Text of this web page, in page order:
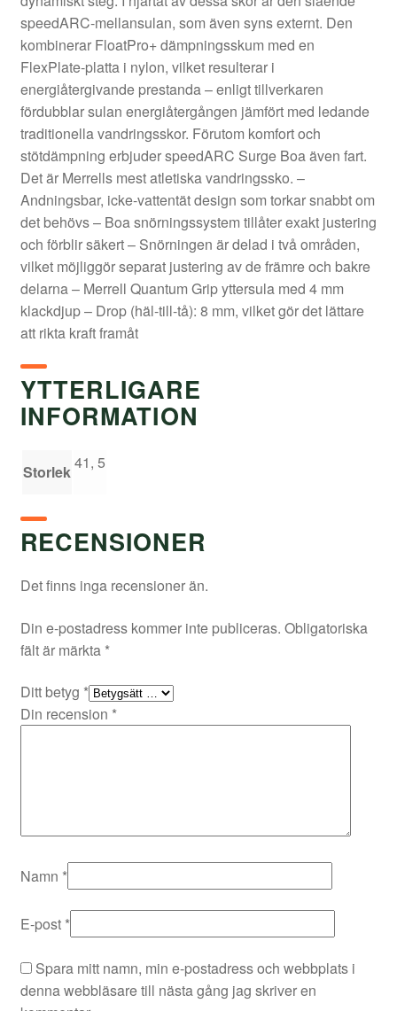
speedARC-mellansulan, som även syns externt. Den
kombinerar FloatPro+ dämpningsskum med en
FlexPlate-platta i nylon, vilket resulterar i
energiåtergivande prestanda – enligt tillverkaren
fördubblar sulan energiåtergången jämfört med ledande
traditionella vandringsskor. Förutom komfort och
stötdämpning erbjuder speedARC Surge Boa även fart.
Det är Merrells mest atletiska vandringssko. –
Andningsbar, icke-vattentät design som torkar snabbt om
det behövs – Boa snörningssystem tillåter exakt justering
och förblir säkert – Snörningen är delad i två områden,
vilket möjliggör separat justering av de främre och bakre
delarna – Merrell Quantum Grip yttersula med 4 mm
klackdjup – Drop (häl-till-tå): 8 mm, vilket gör det lättare
att rikta kraft framåt
YTTERLIGARE
INFORMATION
Storlek41, 5
RECENSIONER
Det finns inga recensioner än.
Din e-postadress kommer inte publiceras. Obligatoriska
fält är märkta *
Ditt betyg *
Din recension *
Namn *
E-post *
Spara mitt namn, min e-postadress och webbplats i
denna webbläsare till nästa gång jag skriver en